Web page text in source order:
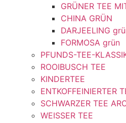
GRÜNER TEE
CHINA GRÜN
DARJEELING
FORMOSA grün
PFUNDS-TEE-
ROOIBUSCH TEE
KINDERTEE
ENTKOFFEINIERTER
SCHWARZER TEE
WEISSER TEE